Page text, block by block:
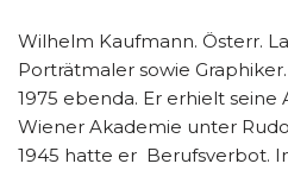
Wilhelm Kaufmann. Österr.
Porträtmaler sowie
1975 ebenda. Er erhielt seine
Wiener Akademie unter
1945 hatte er Berufsverbot.